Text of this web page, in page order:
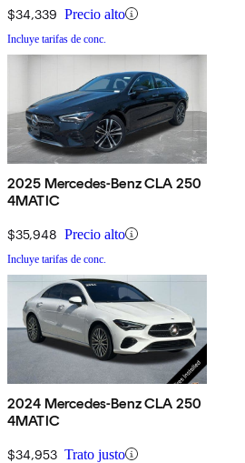
$34,339 Precio alto
Incluye tarifas de conc.
2025 Mercedes-Benz CLA 250
4MATIC
$35,948 Precio alto
Incluye tarifas de conc.
2024 Mercedes-Benz CLA 250
4MATIC
$34,953 Trato justo